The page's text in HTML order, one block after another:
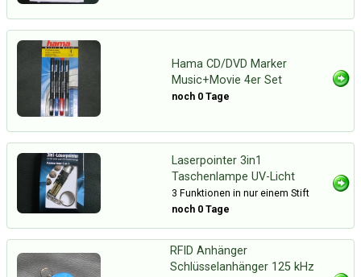
Hama CD/DVD Marker
Music+Movie 4er Set
noch 0 Tage
Laserpointer 3in1
Taschenlampe UV-Licht
3 Funktionen in nur einem Stift
noch 0 Tage
RFID Anhänger
Schlüsselanhänger 125 kHz